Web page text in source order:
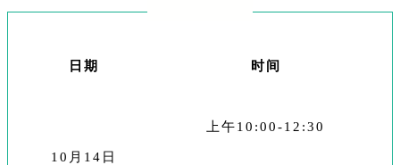
日期 时间
10月14日
上午10:00-12:30